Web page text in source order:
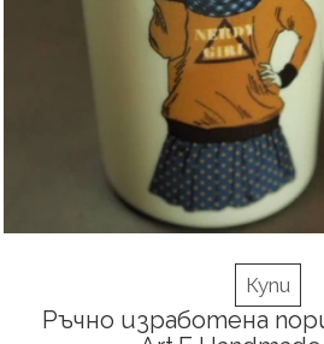
Купи
Ръчно изработена